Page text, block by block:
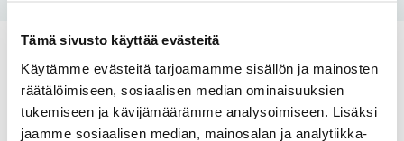
Tämä sivusto käyttää evästeitä
Käytämme evästeitä tarjoamamme sisällön ja mainosten
räätälöimiseen, sosiaalisen median ominaisuuksien
tukemiseen ja kävijämäärämme analysoimiseen. Lisäksi
jaamme sosiaalisen median, mainosalan ja analytiikka-
Tulo- ja varallisuusraja
Asunnot